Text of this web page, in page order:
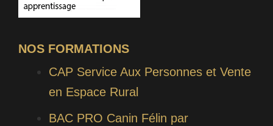
NOS FORMATIONS
CAP Service Aux Personnes et Vente
en Espace Rural
BAC PRO Canin Félin par